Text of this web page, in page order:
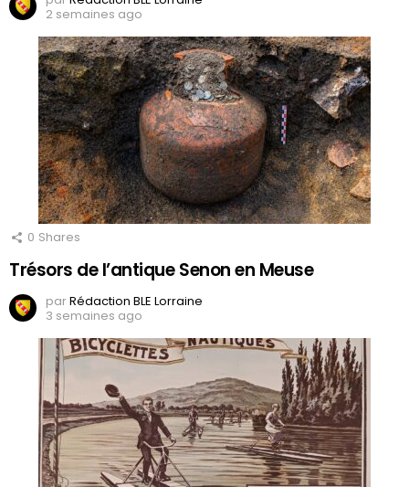
2 semaines ago
0 Shares
Trésors de l’antique Senon en Meuse
parRédaction BLE Lorraine
3 semaines ago